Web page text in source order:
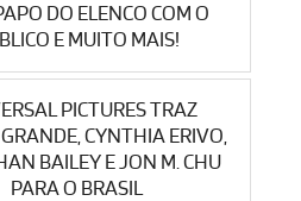
DO ELENCO COM O
E MUITO MAIS!
PICTURES TRAZ
CYNTHIA ERIVO,
BAILEY E JON M. CHU
PARA O BRASIL